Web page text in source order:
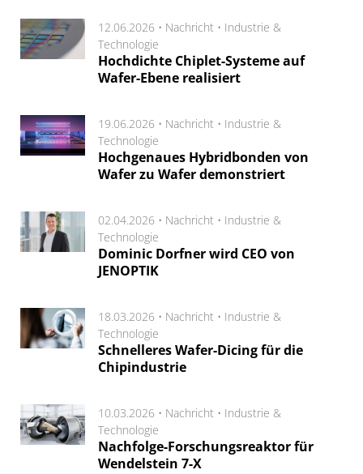
12.06.2026 • Nachricht • Industrie &
Technologie
Hochdichte Chiplet-Systeme auf
Wafer-Ebene realisiert
19.06.2026 • Nachricht • Industrie &
Technologie
Hochgenaues Hybridbonden von
Wafer zu Wafer demonstriert
02.04.2026 • Nachricht • Industrie &
Technologie
Dominic Dorfner wird CEO von
JENOPTIK
18.03.2026 • Nachricht • Industrie &
Technologie
Schnelleres Wafer-Dicing für die
Chipindustrie
10.03.2026 • Nachricht • Industrie &
Technologie
Nachfolge-Forschungsreaktor für
Wendelstein 7-X